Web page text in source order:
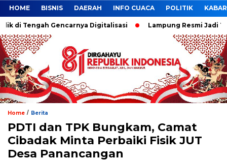
HOME BISNIS DAERAH INFO CUACA POLITIK
Tengah Gencarnya Digitalisasi Lampung Resmi Jadi Tuan
Home / Berita
PDTI dan TPK Bungkam, Camat
Cibadak Minta Perbaiki Fisik JUT
Desa Panancangan